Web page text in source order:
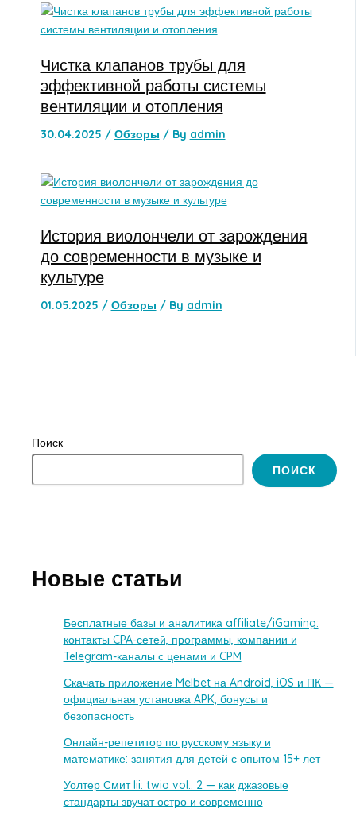
Поиск
ПОИСК
Новые статьи
Бесплатные базы и аналитика affiliate/iGaming:
контакты CPA-сетей, программы, компании и
Telegram-каналы с ценами и CPM
Скачать приложение Melbet на Android, iOS и ПК —
официальная установка APK, бонусы и
безопасность
Онлайн-репетитор по русскому языку и
математике: занятия для детей с опытом 15+ лет
Уолтер Смит Iii: twio vol.. 2 — как джазовые
стандарты звучат остро и современно
Чистка клапанов трубы для
эффективной работы системы
вентиляции и отопления
30.04.2025 / Обзоры / By admin
История виолончели от зарождения
до современности в музыке и
культуре
01.05.2025 / Обзоры / By admin